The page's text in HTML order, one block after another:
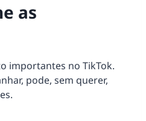
as
importantes no TikTok.
pode, sem querer,